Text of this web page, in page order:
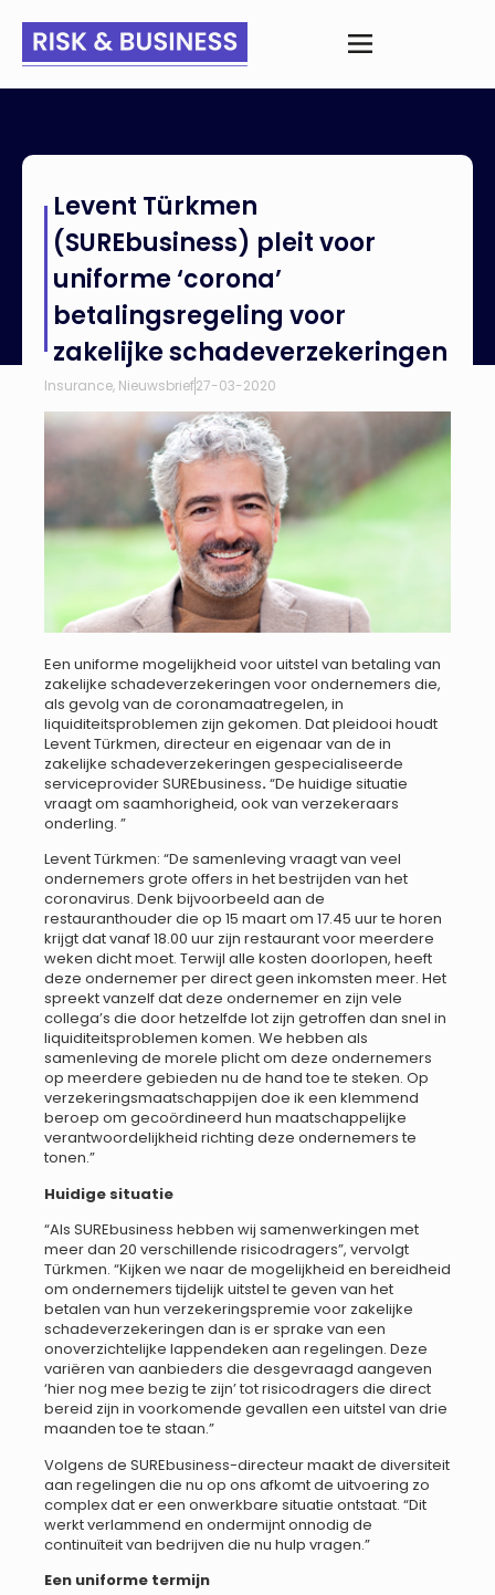
uniforme ‘corona’ betalingsregeling voor zakelijke
schadeverzekeringen
Levent Türkmen
(SUREbusiness) pleit voor
uniforme ‘corona’
betalingsregeling voor
zakelijke schadeverzekeringen
Insurance, Nieuwsbrief27-03-2020
Een uniforme mogelijkheid voor uitstel van betaling van
zakelijke schadeverzekeringen voor ondernemers die,
als gevolg van de coronamaatregelen, in
liquiditeitsproblemen zijn gekomen. Dat pleidooi houdt
Levent Türkmen, directeur en eigenaar van de in
zakelijke schadeverzekeringen gespecialiseerde
serviceprovider SUREbusiness.“De huidige situatie
vraagt om saamhorigheid, ook van verzekeraars
onderling. ”
Levent Türkmen: “De samenleving vraagt van veel
ondernemers grote offers in het bestrijden van het
coronavirus. Denk bijvoorbeeld aan de
restauranthouder die op 15 maart om 17.45 uur te horen
krijgt dat vanaf 18.00 uur zijn restaurant voor meerdere
weken dicht moet. Terwijl alle kosten doorlopen, heeft
deze ondernemer per direct geen inkomsten meer. Het
spreekt vanzelf dat deze ondernemer en zijn vele
collega’s die door hetzelfde lot zijn getroffen dan snel in
liquiditeitsproblemen komen. We hebben als
samenleving de morele plicht om deze ondernemers
op meerdere gebieden nu de hand toe te steken. Op
verzekeringsmaatschappijen doe ik een klemmend
beroep om gecoördineerd hun maatschappelijke
verantwoordelijkheid richting deze ondernemers te
tonen.”
Huidige situatie
“Als SUREbusiness hebben wij samenwerkingen met
meer dan 20 verschillende risicodragers”, vervolgt
Türkmen. “Kijken we naar de mogelijkheid en bereidheid
om ondernemers tijdelijk uitstel te geven van het
betalen van hun verzekeringspremie voor zakelijke
schadeverzekeringen dan is er sprake van een
onoverzichtelijke lappendeken aan regelingen. Deze
variëren van aanbieders die desgevraagd aangeven
‘hier nog mee bezig te zijn’ tot risicodragers die direct
bereid zijn in voorkomende gevallen een uitstel van drie
maanden toe te staan.”
Volgens de SUREbusiness-directeur maakt de diversiteit
aan regelingen die nu op ons afkomt de uitvoering zo
complex dat er een onwerkbare situatie ontstaat. “Dit
werkt verlammend en ondermijnt onnodig de
continuïteit van bedrijven die nu hulp vragen.”
Een uniforme termijn